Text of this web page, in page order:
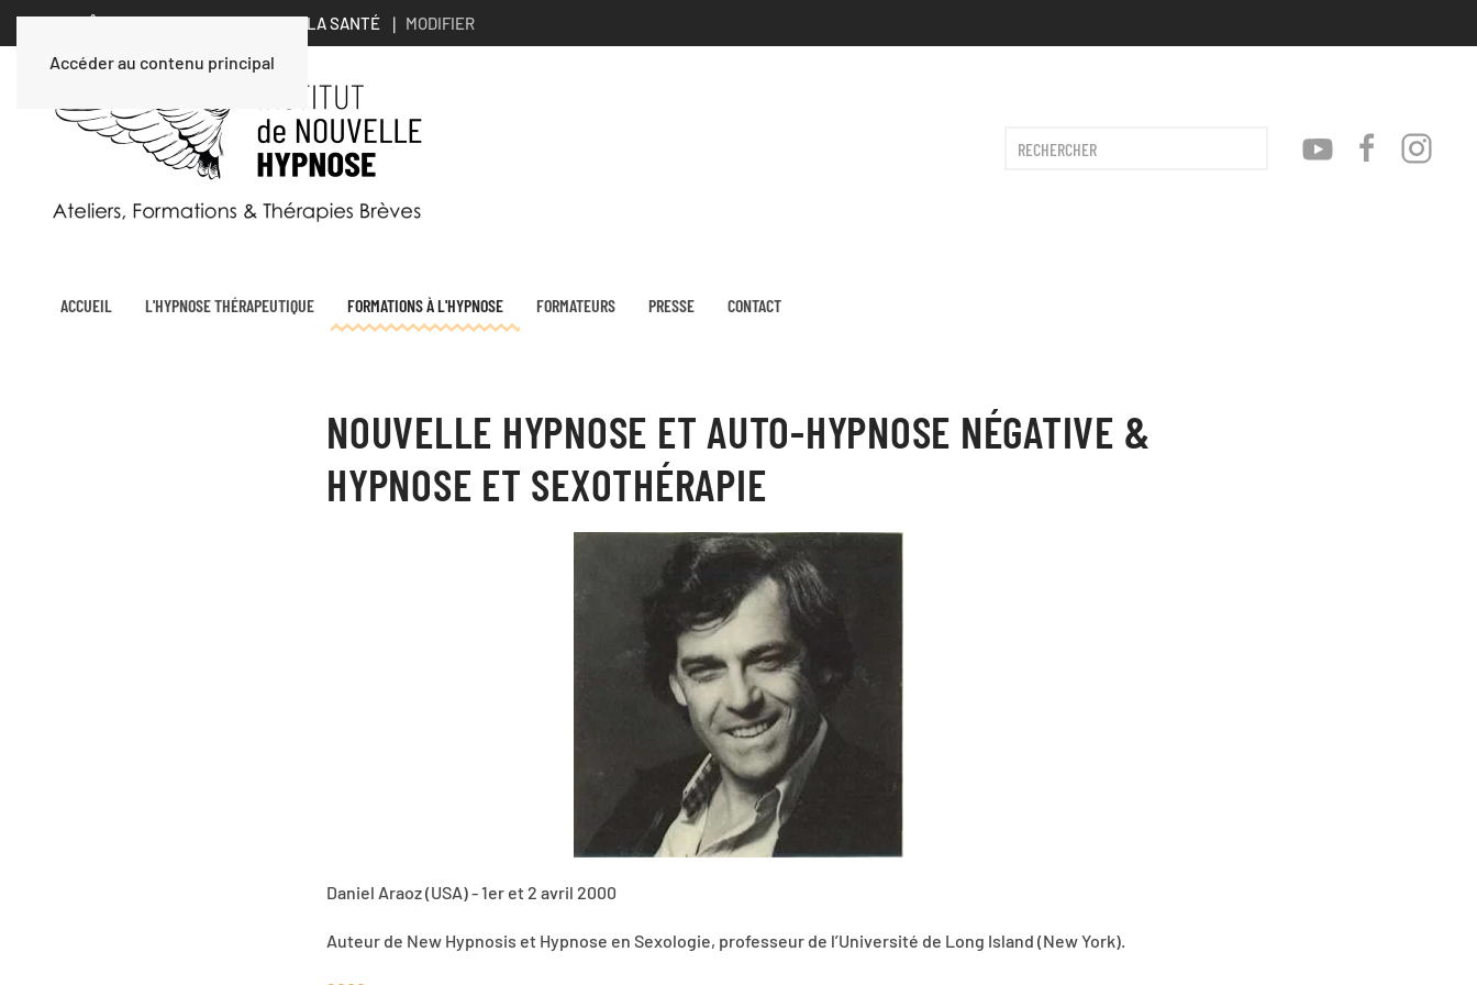
Accéder au contenu principal
VOUS ÊTES UN PROFESSIONNEL DE LA SANTÉ ∣ MODIFIER
ACCUEIL L'HYPNOSE THÉRAPEUTIQUE FORMATIONS À L'HYPNOSE FORMATEURS PRESSE CONTACT
NOUVELLE HYPNOSE ET AUTO-HYPNOSE NÉGATIVE &
HYPNOSE ET SEXOTHÉRAPIE
Daniel Araoz (USA) - 1er et 2 avril 2000
Auteur de New Hypnosis et Hypnose en Sexologie, professeur de l’Université de Long Island (New York).